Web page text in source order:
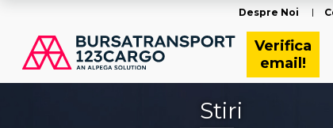
Despre Noi
Verifica
email!
Stiri